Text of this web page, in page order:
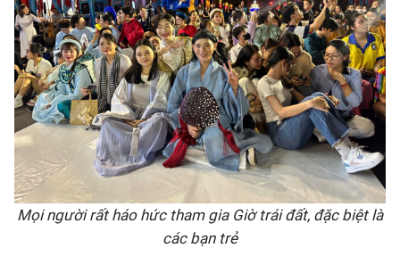
Mọi người rất háo hức tham gia Giờ trái đất, đặc biệt là
các bạn trẻ